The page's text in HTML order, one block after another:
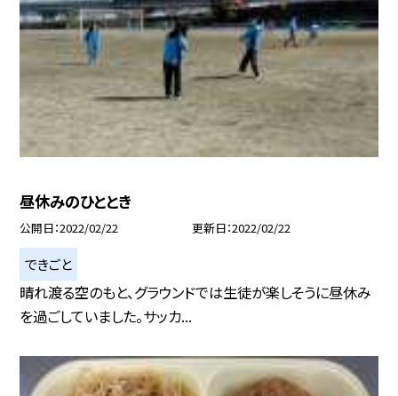
昼休みのひととき
公開日 2022/02/22 更新日 2022/02/22
できごと
晴れ渡る空のもと、グラウンドでは生徒が楽しそうに昼休み
を過ごしていました。サッカ...